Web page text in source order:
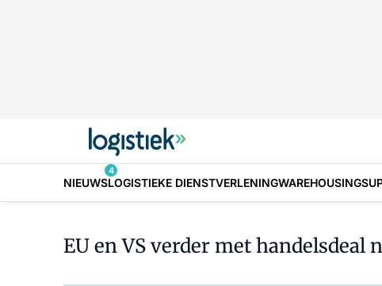
NIEUWS
4
LOGISTIEKE DIENSTVERLENINGWAREHOUSING
EU en VS verder met